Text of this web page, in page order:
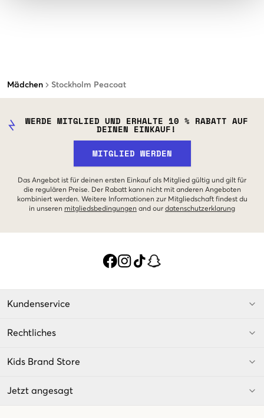
Mädchen Stockholm Peacoat
WERDE MITGLIED UND ERHALTE 10 % RABATT AUF
DEINEN EINKAUF!
MITGLIED WERDEN
Das Angebot ist für deinen ersten Einkauf als Mitglied gültig und gilt für
die regulären Preise. Der Rabatt kann nicht mit anderen Angeboten
kombiniert werden. Weitere Informationen zur Mitgliedschaft findest du
in unseren mitgliedsbedingungen and our datenschutzerklarung
Kundenservice
Rechtliches
Kids Brand Store
Jetzt angesagt